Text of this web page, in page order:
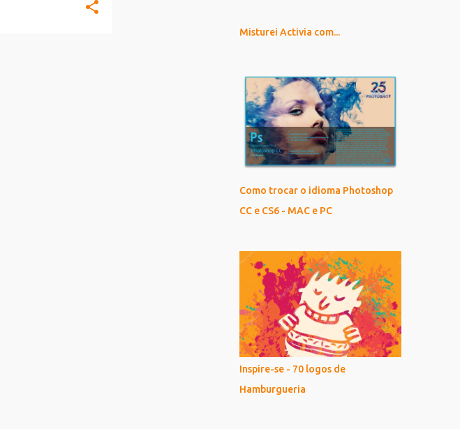
Misturei Activia com...
Como trocar o idioma Photoshop
CC e CS6 - MAC e PC
Inspire-se - 70 logos de
Hamburgueria